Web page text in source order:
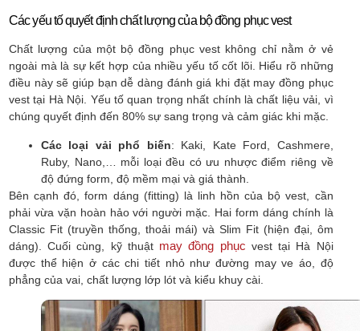
Các yếu tố quyết định chất lượng của bộ đồng phục vest
Chất lượng của một bộ đồng phục vest không chỉ nằm ở vẻ
ngoài mà là sự kết hợp của nhiều yếu tố cốt lõi. Hiểu rõ những
điều này sẽ giúp bạn dễ dàng đánh giá khi đặt may đồng phục
vest tại Hà Nội. Yếu tố quan trọng nhất chính là chất liệu vải, vì
chúng quyết định đến 80% sự sang trọng và cảm giác khi mặc.
Các loại vải phổ biến: Kaki, Kate Ford, Cashmere,
Ruby, Nano,… mỗi loại đều có ưu nhược điểm riêng về
độ đứng form, độ mềm mại và giá thành.
Bên cạnh đó, form dáng (fitting) là linh hồn của bộ vest, cần
phải vừa vặn hoàn hảo với người mặc. Hai form dáng chính là
Classic Fit (truyền thống, thoải mái) và Slim Fit (hiện đại, ôm
dáng). Cuối cùng, kỹ thuật may đồng phục vest tại Hà Nội
được thể hiện ở các chi tiết nhỏ như đường may ve áo, độ
phẳng của vai, chất lượng lớp lót và kiểu khuy cài.